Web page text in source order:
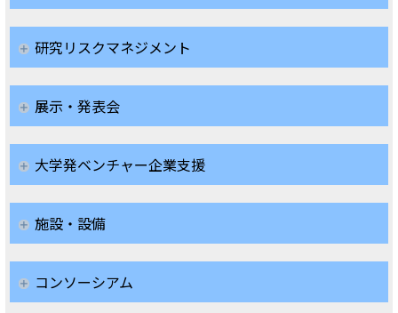
研究リスクマネジメント
展示・発表会
大学発ベンチャー企業支援
施設・設備
コンソーシアム